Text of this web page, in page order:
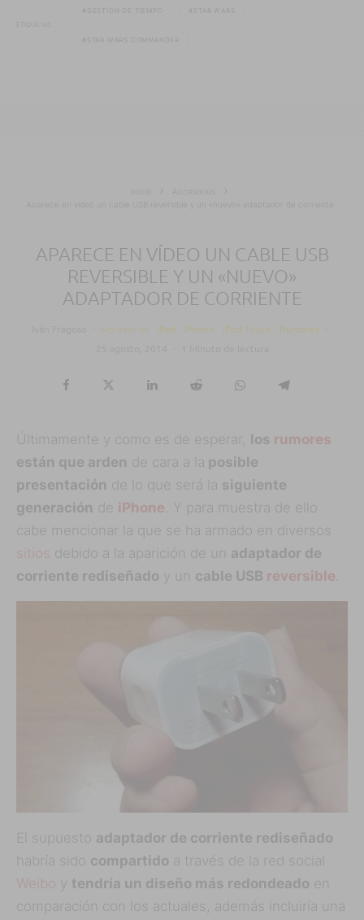
ETIQUETAS
GESTIÓN DE TIEMPO STAR WARS
STAR WARS COMMANDER
Accesorios
Aparece en vídeo un cable USB reversible y un «nuevo» adaptador de corriente
APARECE EN VÍDEO UN CABLE USB
REVERSIBLE Y UN «NUEVO»
ADAPTADOR DE CORRIENTE
Accesorios iPad iPhone iPod Touch Rumores
Últimamente y como es de esperar, los rumores
están que arden de cara a la posible
presentación de lo que será la siguiente
generación de iPhone . Y para muestra de ello
cabe mencionar la que se ha armado en diversos
sitios debido a la aparición de un adaptador de
corriente rediseñado y un cable USB reversible
El supuesto adaptador de corriente rediseñado
habría sido compartido a través de la red social
Weibo y tendría un diseño más redondeado en
comparación con los actuales, además incluiría una